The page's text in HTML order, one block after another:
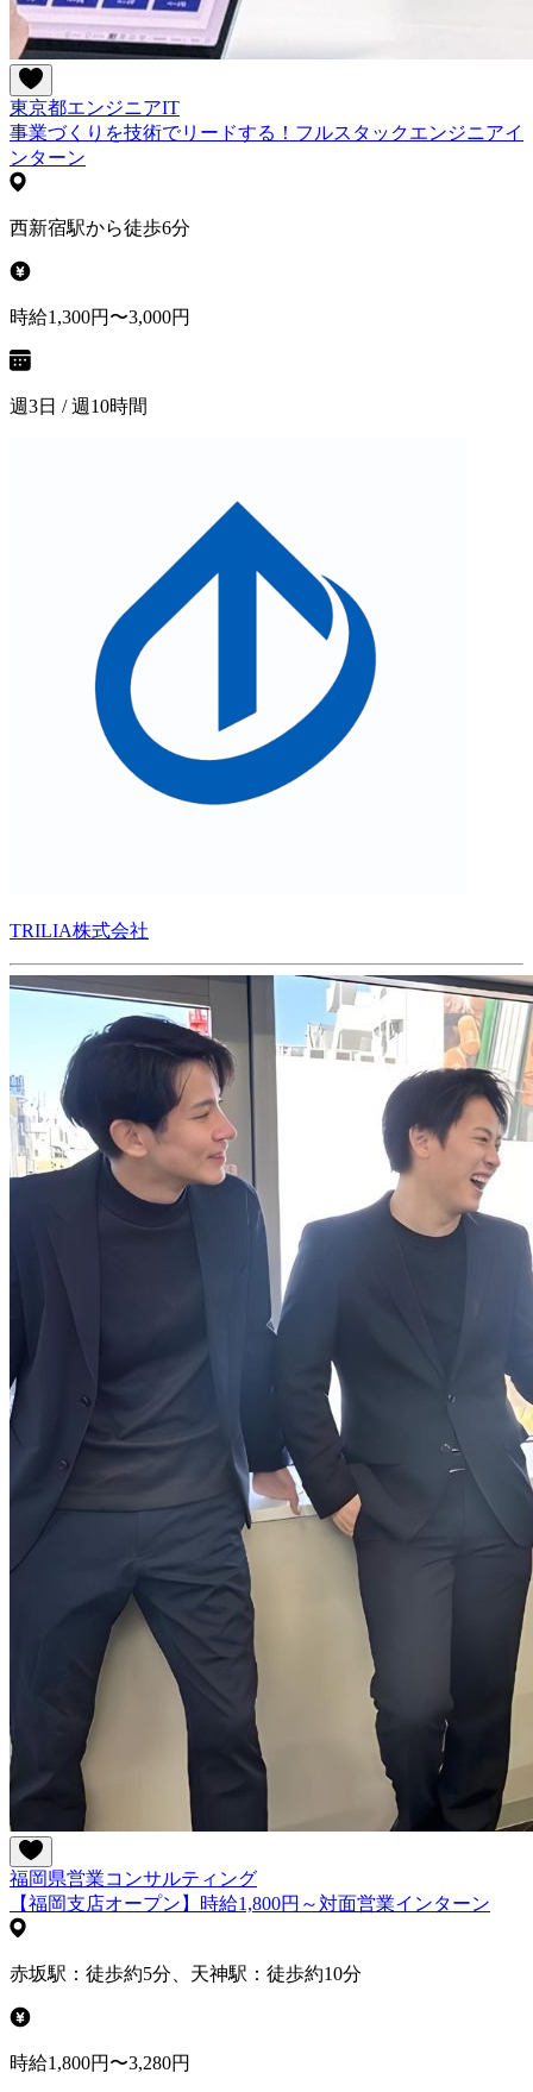
東京都エンジニアIT
事業づくりを技術でリードする！フルスタックエンジニアイ
ンターン
西新宿駅から徒歩6分
時給1,300円〜3,000円
週3日 / 週10時間
TRILIA株式会社
福岡県営業コンサルティング
【福岡支店オープン】時給1,800円～対面営業インターン
赤坂駅：徒歩約5分、天神駅：徒歩約10分
時給1,800円〜3,280円